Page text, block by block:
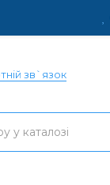
зв`язок